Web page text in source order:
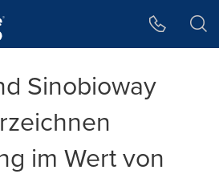
Sinobioway
im Wert von